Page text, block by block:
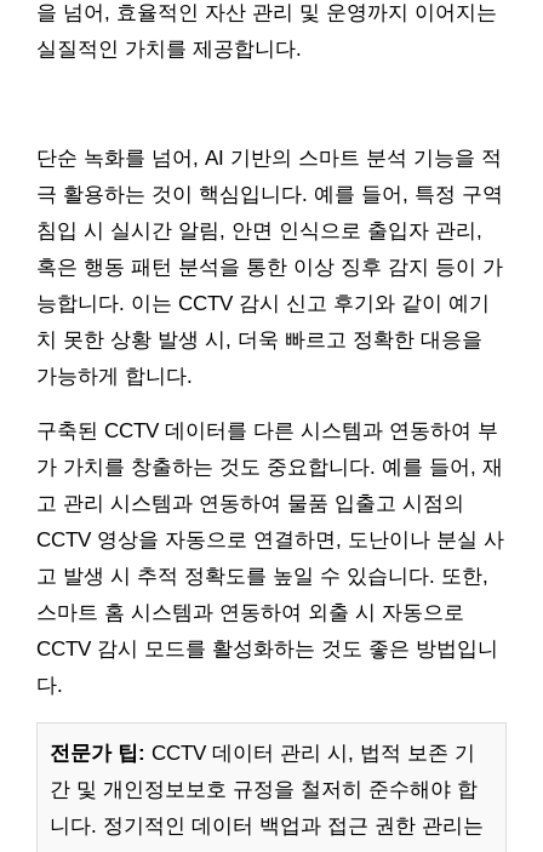
을 넘어, 효율적인 자산 관리 및 운영까지 이어지는
실질적인 가치를 제공합니다.
단순 녹화를 넘어, AI 기반의 스마트 분석 기능을 적
극 활용하는 것이 핵심입니다. 예를 들어, 특정 구역
침입 시 실시간 알림, 안면 인식으로 출입자 관리,
혹은 행동 패턴 분석을 통한 이상 징후 감지 등이 가
능합니다. 이는 CCTV 감시 신고 후기와 같이 예기
치 못한 상황 발생 시, 더욱 빠르고 정확한 대응을
가능하게 합니다.
구축된 CCTV 데이터를 다른 시스템과 연동하여 부
가 가치를 창출하는 것도 중요합니다. 예를 들어, 재
고 관리 시스템과 연동하여 물품 입출고 시점의
CCTV 영상을 자동으로 연결하면, 도난이나 분실 사
고 발생 시 추적 정확도를 높일 수 있습니다. 또한,
스마트 홈 시스템과 연동하여 외출 시 자동으로
CCTV 감시 모드를 활성화하는 것도 좋은 방법입니
다.
전문가 팁: CCTV 데이터 관리 시, 법적 보존 기
간 및 개인정보보호 규정을 철저히 준수해야 합
니다. 정기적인 데이터 백업과 접근 권한 관리는